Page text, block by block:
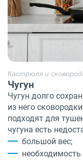
Кастрюля и
Чугун
Чугун долго
из него
подходят для
чугуна есть
большой вес;
необходимость